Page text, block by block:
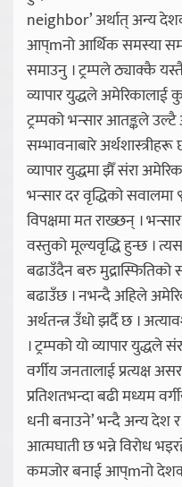
neighbor’ अर्थात् अन्य
आप्mनो आर्थिक समस्या
समाउनु । ट्रम्पले ठ्याक्कै
व्यापार युद्धले अमेरिकालाई
ट्रम्पको भन्सार आतङ्कले
सम्भावनाबारे
व्यापार युद्धमा झैँ संरा
भन्सार दर वृद्धिको सवालमा
विपक्षमा मत राख्छन् ।
वस्तुको मूल्यवृद्धि हुन्छ ।
बढाउँदैन बरु मुद्रास्फितिको
बढाउँछ । नभन्दै अहिले
अर्थतन्त्र उँधो झर्दै छ ।
। ट्रम्पको यो व्यापार
वर्गीय जनतालाई प्रत्यक्ष
प्रतिशतभन्दा बढी मध्यम
धनी बनाउने’ भन्दै अन्य देश
आत्मघाती छ भन्ने विरोध
कमजोर बनाई आप्mनो